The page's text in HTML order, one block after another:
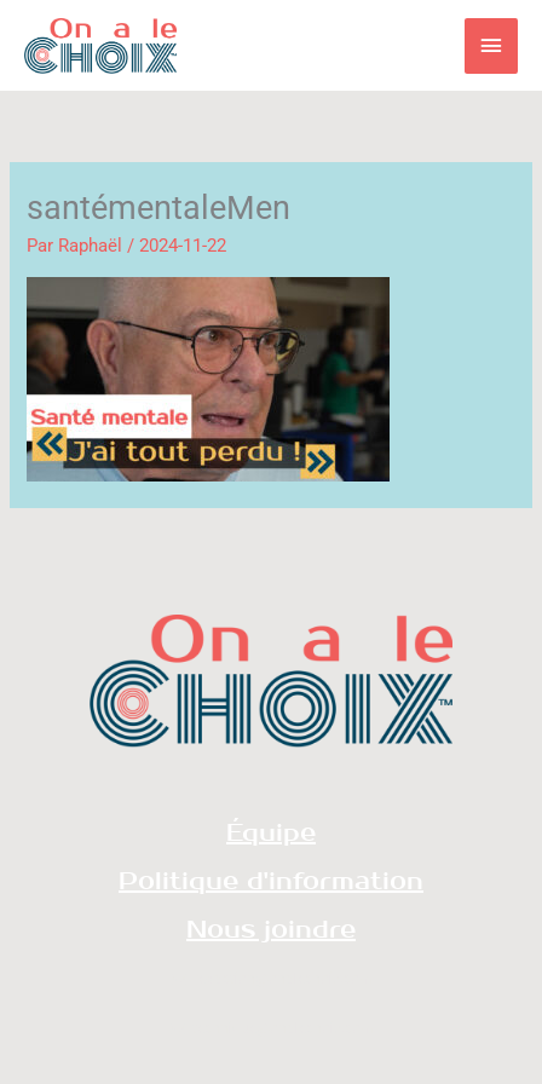
contenu
santémentaleMen
Par Raphaël/2024-11-22
Équipe
Politique d'information
Nous joindre